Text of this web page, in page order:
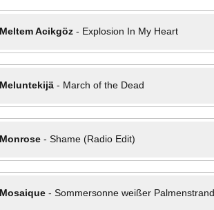
Meltem Acikgöz- Explosion In My Heart
Meluntekijä- March of the Dead
Monrose- Shame (Radio Edit)
Mosaique- Sommersonne weißer Palmenstrand